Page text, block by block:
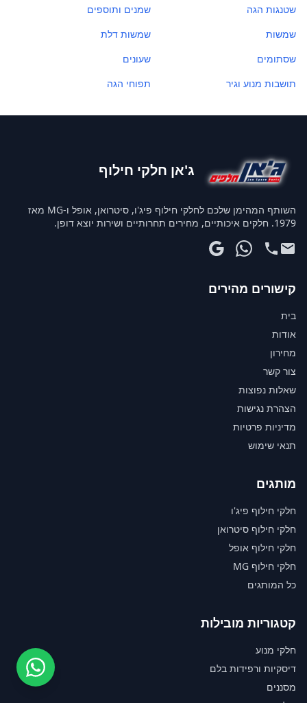
שטנגות הגה
שמנים ותוספים
שמשות
שמשות דלת
שסתומים
שעונים
תושבות מנוע וגיר
תפוחי הגה
ג'אן חלקי חילוף
השותף המהימן שלכם לחלקי חילוף פיג'ו, סיטרואן, אופל ו-MG מאז
1979. חלקים איכותיים, מחירים תחרותיים ושירות יוצא דופן.
קישורים מהירים
בית
אודות
מחירון
צור קשר
שאלות נפוצות
הצהרת נגישות
מדיניות פרטיות
תנאי שימוש
מותגים
חלקי חילוף פיג'ו
חלקי חילוף סיטרואן
חלקי חילוף אופל
חלקי חילוף MG
כל המותגים
קטגוריות מובילות
חלקי מנוע
דיסקיות ורפידות בלם
מסננים